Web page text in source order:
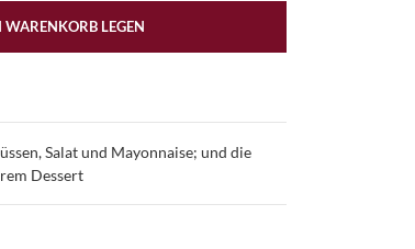
WARENKORB LEGEN
Salat und Mayonnaise; und die
Dessert